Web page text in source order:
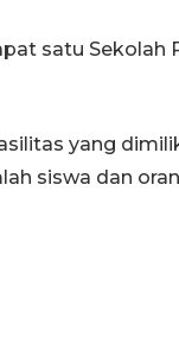
satu Sekolah
yang
siswa dan